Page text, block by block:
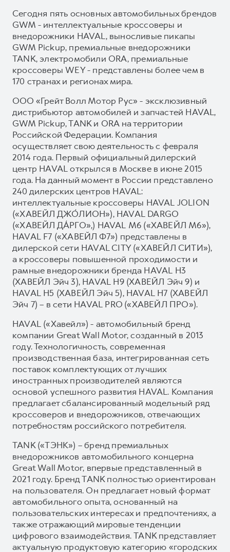
Сегодня пять основных автомобильных брендов
GWM - интеллектуальные кроссоверы и
внедорожники HAVAL, выносливые пикапы
GWM Pickup, премиальные внедорожники
TANK, электромобили ORA, премиальные
кроссоверы WEY - представлены более чем в
170 странах и регионах мира.
ООО «Грейт Волл Мотор Рус» - эксклюзивный
дистрибьютор автомобилей и запчастей HAVAL,
GWM Pickup, TANK и ORA на территории
Российской Федерации. Компания
осуществляет свою деятельность с февраля
2014 года. Первый официальный дилерский
центр HAVAL открылся в Москве в июне 2015
года. На данный момент в России представлено
240 дилерских центров HAVAL:
интеллектуальные кроссоверы HAVAL JOLION
(«ХАВЕЙЛ ДЖО́ЛИОН»), HAVAL DARGO
(«ХАВЕЙЛ ДА́РГО»,) HAVAL М6 («ХАВЕЙЛ M6»),
HAVAL F7 («ХАВЕЙЛ Ф7») представлены в
дилерской сети HAVAL CITY («ХАВЕЙЛ СИТИ»),
а кроссоверы повышенной проходимости и
рамные внедорожники бренда HAVAL H3
(ХАВЕЙЛ Эйч 3), HAVAL H9 (ХАВЕЙЛ Эйч 9) и
HAVAL H5 (ХАВЕЙЛ Эйч 5), HAVAL H7 (ХАВЕЙЛ
Эйч 7) – в сети HAVAL PRO («ХАВЕЙЛ ПРО»).
HAVAL («Хавейл») - автомобильный бренд
компании Great Wall Motor, созданный в 2013
году. Технологичность, современная
производственная база, интегрированная сеть
поставок комплектующих от лучших
иностранных производителей являются
основой успешного развития HAVAL. Компания
предлагает сбалансированный модельный ряд
кроссоверов и внедорожников, отвечающих
потребностям российского потребителя.
TANK («ТЭНК») – бренд премиальных
внедорожников автомобильного концерна
Great Wall Motor, впервые представленный в
2021 году. Бренд TANK полностью ориентирован
на пользователя. Он предлагает новый формат
автомобильного опыта, основанный на
пользовательских интересах и предпочтениях, а
также отражающий мировые тенденции
цифрового взаимодействия. TANK представляет
актуальную продуктовую категорию «городских